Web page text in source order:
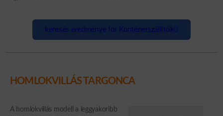
keresés eredménye for Konténerszállítók
HOMLOKVILLÁS TARGONCA
A homlokvillás modell a leggyakoribb